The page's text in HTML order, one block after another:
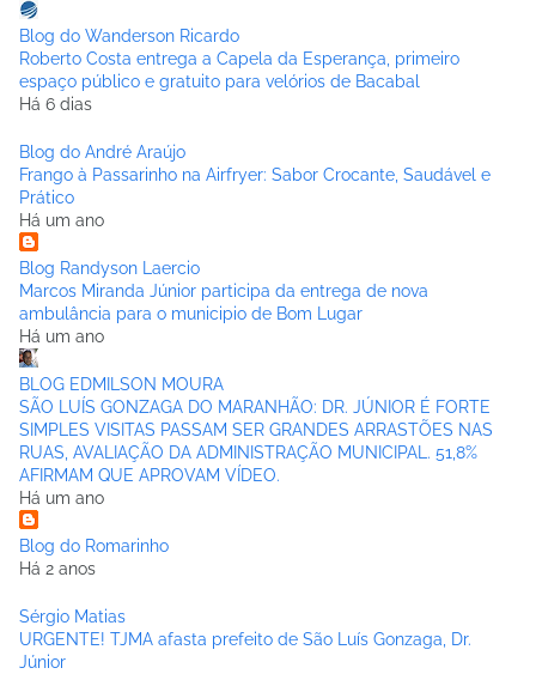
Blog do Wanderson Ricardo
Roberto Costa entrega a Capela da Esperança, primeiro
espaço público e gratuito para velórios de Bacabal
Há 6 dias
Blog do André Araújo
Frango à Passarinho na Airfryer: Sabor Crocante, Saudável e
Prático
Há um ano
Blog Randyson Laercio
Marcos Miranda Júnior participa da entrega de nova
ambulância para o municipio de Bom Lugar
Há um ano
BLOG EDMILSON MOURA
SÃO LUÍS GONZAGA DO MARANHÃO: DR. JÚNIOR É FORTE
SIMPLES VISITAS PASSAM SER GRANDES ARRASTÕES NAS
RUAS, AVALIAÇÃO DA ADMINISTRAÇÃO MUNICIPAL. 51,8%
AFIRMAM QUE APROVAM VÍDEO.
Há um ano
Blog do Romarinho
Há 2 anos
Sérgio Matias
URGENTE! TJMA afasta prefeito de São Luís Gonzaga, Dr.
Júnior